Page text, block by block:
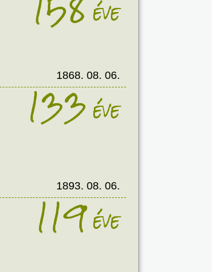
éve
1868. 08. 06.
133éve
1893. 08. 06.
119éve